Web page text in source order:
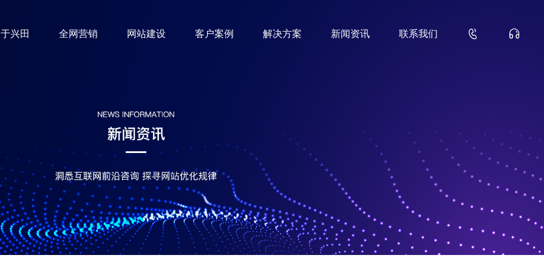
兴田 全网营销 网站建设 客户案例 解决方案 新闻资讯 联系我们  